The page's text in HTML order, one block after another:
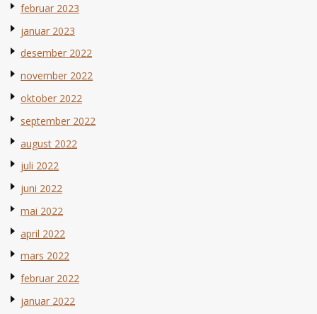
februar 2023
januar 2023
desember 2022
november 2022
oktober 2022
september 2022
august 2022
juli 2022
juni 2022
mai 2022
april 2022
mars 2022
februar 2022
januar 2022